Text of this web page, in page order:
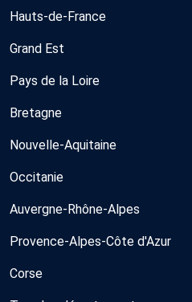
Hauts-de-France
Grand Est
Pays de la Loire
Bretagne
Nouvelle-Aquitaine
Occitanie
Auvergne-Rhône-Alpes
Provence-Alpes-Côte d'Azur
Corse